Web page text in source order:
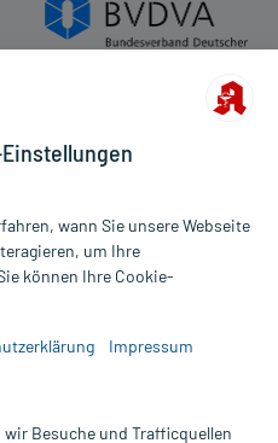
zzgl. Versandkosten
ausschließlich für
durch einen Arzt. Bitte
| Diese Webseite benutzt
dazu die wichtigen Hinweise in
wann Sie unsere Webseite
um Ihre
können Ihre Cookie-
Impressum
Besuche und Trafficquellen